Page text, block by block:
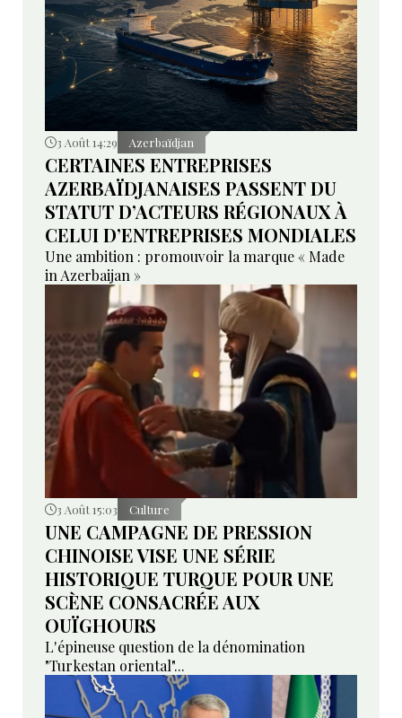
3 Août 14:29 Azerbaïdjan
CERTAINES ENTREPRISES
AZERBAÏDJANAISES PASSENT DU
STATUT D’ACTEURS RÉGIONAUX À
CELUI D’ENTREPRISES MONDIALES
Une ambition : promouvoir la marque « Made
in Azerbaijan »
3 Août 15:03 Culture
UNE CAMPAGNE DE PRESSION
CHINOISE VISE UNE SÉRIE
HISTORIQUE TURQUE POUR UNE
SCÈNE CONSACRÉE AUX
OUÏGHOURS
L'épineuse question de la dénomination
"Turkestan oriental"...